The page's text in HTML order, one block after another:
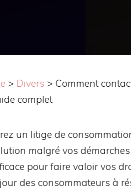
> Divers > Comment
complet
un litige de
malgré vos démarches
pour faire valoir vos
des consommateurs à